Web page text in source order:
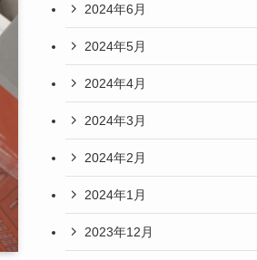
2024年6月
2024年5月
2024年4月
2024年3月
2024年2月
2024年1月
2023年12月